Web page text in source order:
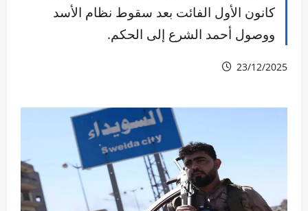
كانون الأول الفائت بعد سقوط نظام الأسد
ووصول أحمد الشرع إلى الحكم.
23/12/2025